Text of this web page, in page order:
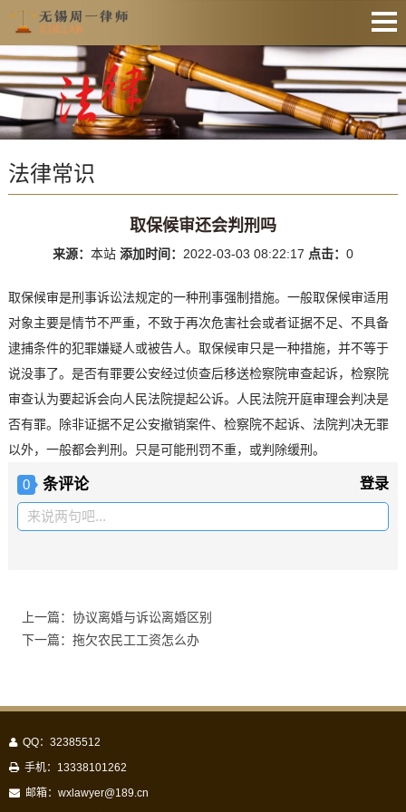
网站首页
法律资讯
业务范围
联系律师
法律常识
取保候审还会判刑吗
来源： 本站 添加时间： 2022-03-03 08:22:17 点击： 0
取保候审是刑事诉讼法规定的一种刑事强制措施。一般取保候审适用
对象主要是情节不严重，不致于再次危害社会或者证据不足、不具备
逮捕条件的犯罪嫌疑人或被告人。取保候审只是一种措施，并不等于
说没事了。是否有罪要公安经过侦查后移送检察院审查起诉，检察院
审查认为要起诉会向人民法院提起公诉。人民法院开庭审理会判决是
否有罪。除非证据不足公安撤销案件、检察院不起诉、法院判决无罪
以外，一般都会判刑。只是可能刑罚不重，或判除缓刑。
0 条评论 登录
来说两句吧...
上一篇：协议离婚与诉讼离婚区别
下一篇：拖欠农民工工资怎么办
QQ：32385512
手机：13338101262
邮箱： wxlawyer@189.cn